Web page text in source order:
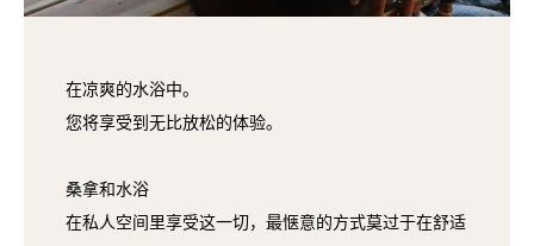
在凉爽的水浴中。
您将享受到无比放松的体验。
桑拿和水浴
在私人空间里享受这一切，最惬意的方式莫过于在舒适